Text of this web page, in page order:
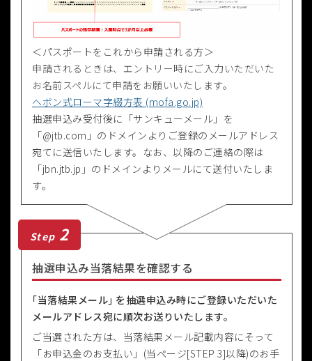
＜パスポートをこれから申請される方＞
申請されるときは、エントリー時にご入力いただいた
お名前スペルにて申請をお願いいたします。
ヘボン式ローマ字綴方表 (mofa.go.jp)
抽選申込み受付後に「サンキューメール」を
「@jtb.com」のドメインよりご登録のメールアドレス
宛てに送信いたします。なお、以降のご連絡の際は
「jbn.jtb.jp」のドメインよりメールにて送付いたしま
す。
Step 2
抽選申込み当落結果を確認する
｢当落結果メール｣ を抽選申込み時にご登録いただいた
メールアドレス宛に順次お送りいたします。
ご当選された方は、当落結果メール記載内容にそって
「お申込金のお支払い」(当ページ[STEP 3]以降)のお手